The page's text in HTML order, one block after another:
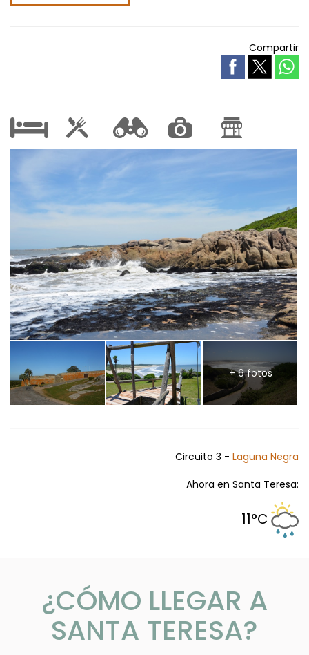
Compartir
+ 6 fotos
Circuito 3 - Laguna Negra
Ahora en Santa Teresa:
11°C
¿CÓMO LLEGAR A
SANTA TERESA?